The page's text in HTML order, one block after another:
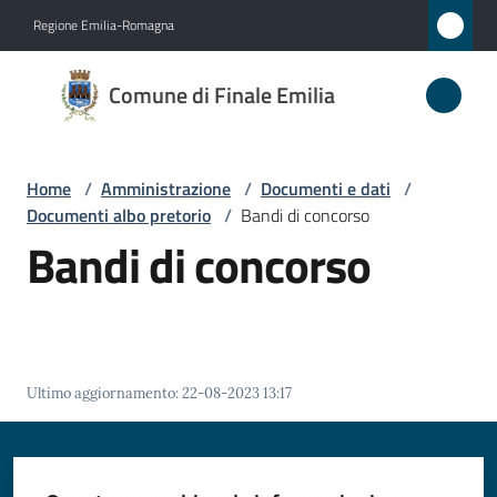
Regione Emilia-Romagna
Comune di Finale Emilia
Comune
di
Emilia
Amministrazione
Servizi
Vivere
Home / Amministrazione / Documenti e dati /
Documenti albo pretorio / Bandi di concorso
Bandi di concorso
Ultimo aggiornamento:22-08-2023 13:17